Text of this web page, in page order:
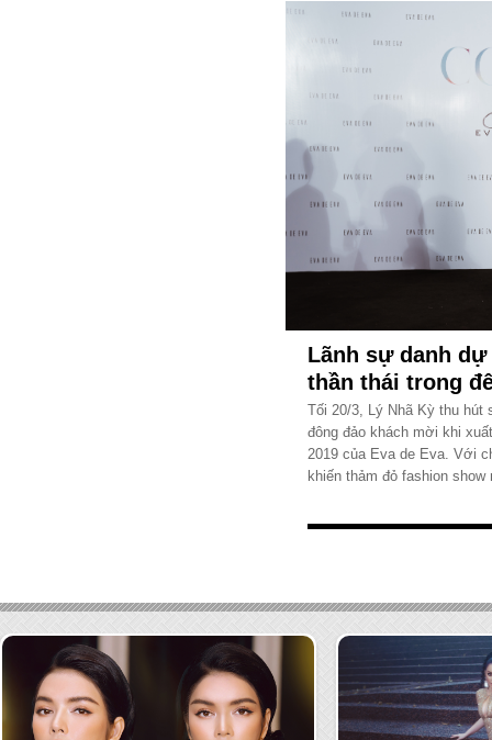
Lãnh sự danh dự
thần thái trong
Tối 20/3, Lý Nhã Kỳ thu hút
đông đảo khách mời khi
2019 của Eva de Eva. Với
khiến thảm đỏ fashion